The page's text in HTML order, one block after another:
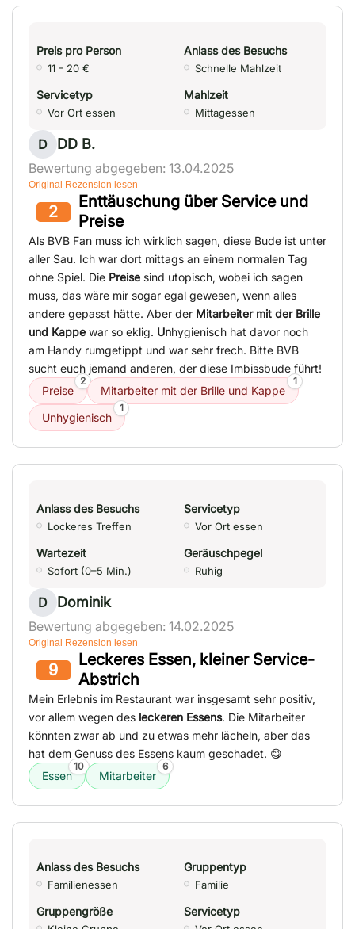
Preis pro Person
11 - 20 €
Anlass des Besuchs
Schnelle Mahlzeit
Servicetyp
Vor Ort essen
Mahlzeit
Mittagessen
D DD B.
Bewertung abgegeben: 13.04.2025
Original Rezension lesen
2
Enttäuschung über Service und
Preise
Als BVB Fan muss ich wirklich sagen, diese Bude ist unter
aller Sau. Ich war dort mittags an einem normalen Tag
ohne Spiel. Die Preise sind utopisch, wobei ich sagen
muss, das wäre mir sogar egal gewesen, wenn alles
andere gepasst hätte. Aber der Mitarbeiter mit der Brille
und Kappe war so eklig. Unhygienisch hat davor noch
am Handy rumgetippt und war sehr frech. Bitte BVB
sucht euch jemand anderen, der diese Imbissbude führt!
Preise
2
Mitarbeiter mit der Brille und Kappe
1
Unhygienisch
1
Anlass des Besuchs
Lockeres Treffen
Servicetyp
Vor Ort essen
Wartezeit
Sofort (0–5 Min.)
Geräuschpegel
Ruhig
D Dominik
Bewertung abgegeben: 14.02.2025
Original Rezension lesen
9
Leckeres Essen, kleiner Service-
Abstrich
Mein Erlebnis im Restaurant war insgesamt sehr positiv,
vor allem wegen des leckeren Essens. Die Mitarbeiter
könnten zwar ab und zu etwas mehr lächeln, aber das
hat dem Genuss des Essens kaum geschadet. 😋
Essen
10
Mitarbeiter
6
Anlass des Besuchs
Familienessen
Gruppentyp
Familie
Gruppengröße Servicetyp